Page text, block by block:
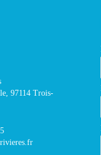
97114 Trois-